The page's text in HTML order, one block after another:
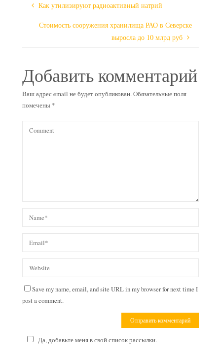
Как утилизируют радиоактивный натрий
Стоимость сооружения хранилища РАО в Северске
выросла до 10 млрд руб
Добавить комментарий
Ваш адрес email не будет опубликован.Обязательные поля
помечены *
Save my name, email, and site URL in my browser for next time I
post a comment.
Да, добавьте меня в свой список рассылки.